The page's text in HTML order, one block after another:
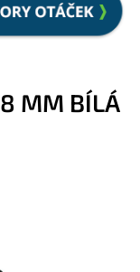
MM BÍLÁ